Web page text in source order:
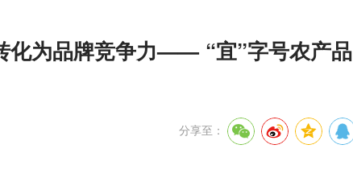
化为品牌竞争力—— “宜”字号农产品
分享至：